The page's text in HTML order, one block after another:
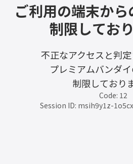
ご利用の端末か
制限しており
不正なアクセスと判定
プレミアムバンダ
制限しており
Code: 12
Session ID: msih9y1z-